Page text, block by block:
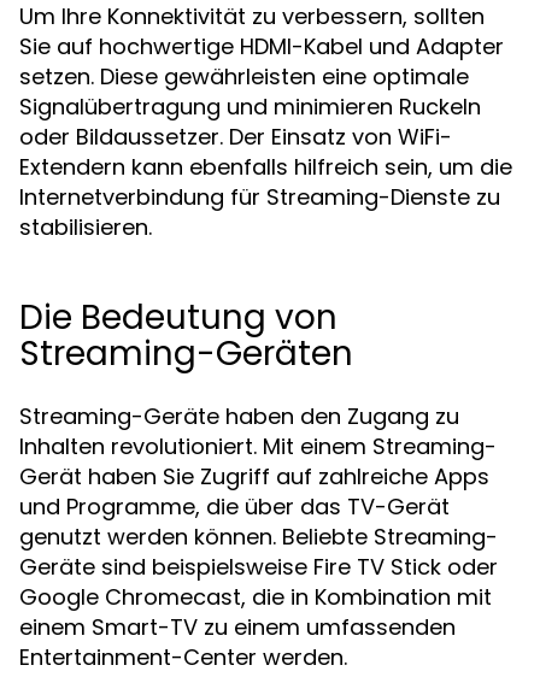
Um Ihre Konnektivität zu verbessern, sollten
Sie auf hochwertige HDMI-Kabel und Adapter
setzen. Diese gewährleisten eine optimale
Signalübertragung und minimieren Ruckeln
oder Bildaussetzer. Der Einsatz von WiFi-
Extendern kann ebenfalls hilfreich sein, um die
Internetverbindung für Streaming-Dienste zu
stabilisieren.
Die Bedeutung von
Streaming-Geräten
Streaming-Geräte haben den Zugang zu
Inhalten revolutioniert. Mit einem Streaming-
Gerät haben Sie Zugriff auf zahlreiche Apps
und Programme, die über das TV-Gerät
genutzt werden können. Beliebte Streaming-
Geräte sind beispielsweise Fire TV Stick oder
Google Chromecast, die in Kombination mit
einem Smart-TV zu einem umfassenden
Entertainment-Center werden.